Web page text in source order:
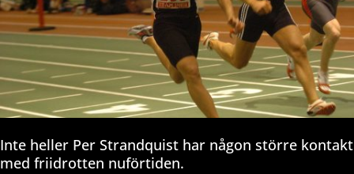
Inte heller Per Strandquist har någon större kontakt
med friidrotten nuförtiden.